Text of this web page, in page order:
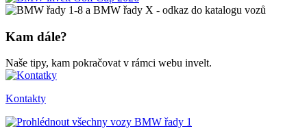
Kam dále?
Naše tipy, kam pokračovat v rámci webu invelt.
Kontakty